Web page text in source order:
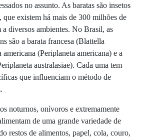
no assunto. As baratas são insetos
que existem há mais de 300 milhões de
a diversos ambientes. No Brasil, as
são a barata francesa (Blattella
americana (Periplaneta americana) e a
australasiae). Cada uma tem
que influenciam o método de
noturnos, onívoros e extremamente
de uma grande variedade de
restos de alimentos, papel, cola, couro,